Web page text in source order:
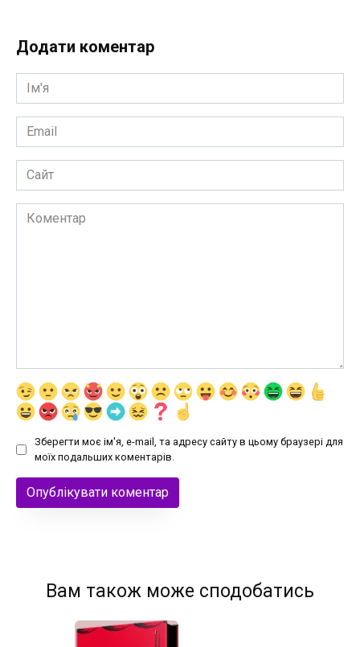
Додати коментар
Ім'я
*
Email
*
Сайт
Коментар
Зберегти моє ім'я, e-mail, та адресу сайту в цьому браузері для
моїх подальших коментарів.
Вам також може сподобатись